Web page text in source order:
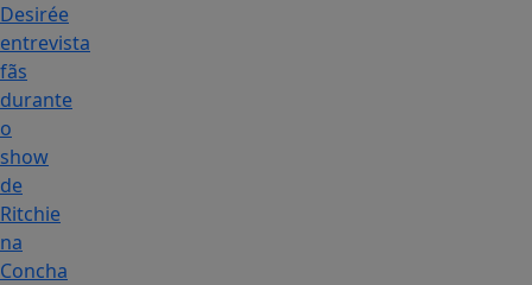
Desirée
entrevista
fãs
durante
o
show
de
Ritchie
na
Concha